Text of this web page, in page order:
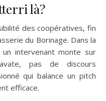
là?
des coopératives, fin
du Borinage. Dans la
intervenant monte sur
pas de discours
qui balance un pitch
efficace.